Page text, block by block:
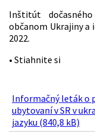
Inštitút
občanom Ukrajiny a
2022.
• Stiahnite si
Informačný leták o
ubytovaní v SR v
jazyku (840,8 kB)